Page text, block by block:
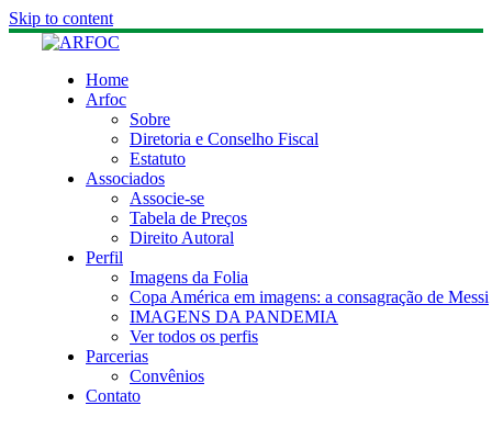
Skip to content
Home
Arfoc
Sobre
Diretoria e Conselho Fiscal
Estatuto
Associados
Associe-se
Tabela de Preços
Direito Autoral
Perfil
Imagens da Folia
Copa América em imagens: a consagração de Messi
IMAGENS DA PANDEMIA
Ver todos os perfis
Parcerias
Convênios
Contato